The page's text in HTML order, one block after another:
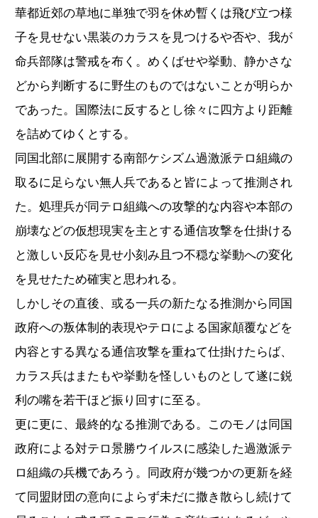
華都近郊の草地に単独で羽を休め暫くは飛び立つ様
子を見せない黒装のカラスを見つけるや否や、我が
命兵部隊は警戒を布く。めくばせや挙動、静かさな
どから判断するに野生のものではないことが明らか
であった。国際法に反するとし徐々に四方より距離
を詰めてゆくとする。
同国北部に展開する南部ケシズム過激派テロ組織の
取るに足らない無人兵であると皆によって推測され
た。処理兵が同テロ組織への攻撃的な内容や本部の
崩壊などの仮想現実を主とする通信攻撃を仕掛ける
と激しい反応を見せ小刻み且つ不穏な挙動への変化
を見せたため確実と思われる。
しかしその直後、或る一兵の新たなる推測から同国
政府への叛体制的表現やテロによる国家顛覆などを
内容とする異なる通信攻撃を重ねて仕掛けたらば、
カラス兵はまたもや挙動を怪しいものとして遂に鋭
利の嘴を若干ほど振り回すに至る。
更に更に、最終的なる推測である。このモノは同国
政府による対テロ景勝ウイルスに感染した過激派テ
ロ組織の兵機であろう。同政府が幾つかの更新を経
て同盟財団の意向によらず未だに撒き散らし続けて